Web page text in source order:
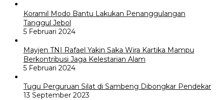
Koramil Modo Bantu Lakukan Penanggulangan
Tanggul Jebol
5 Februari 2024
Mayjen TNI Rafael Yakin Saka Wira Kartika Mampu
Berkontribusi Jaga Kelestarian Alam
5 Februari 2024
Tugu Perguruan Silat di Sambeng Dibongkar Pendekar
13 September 2023